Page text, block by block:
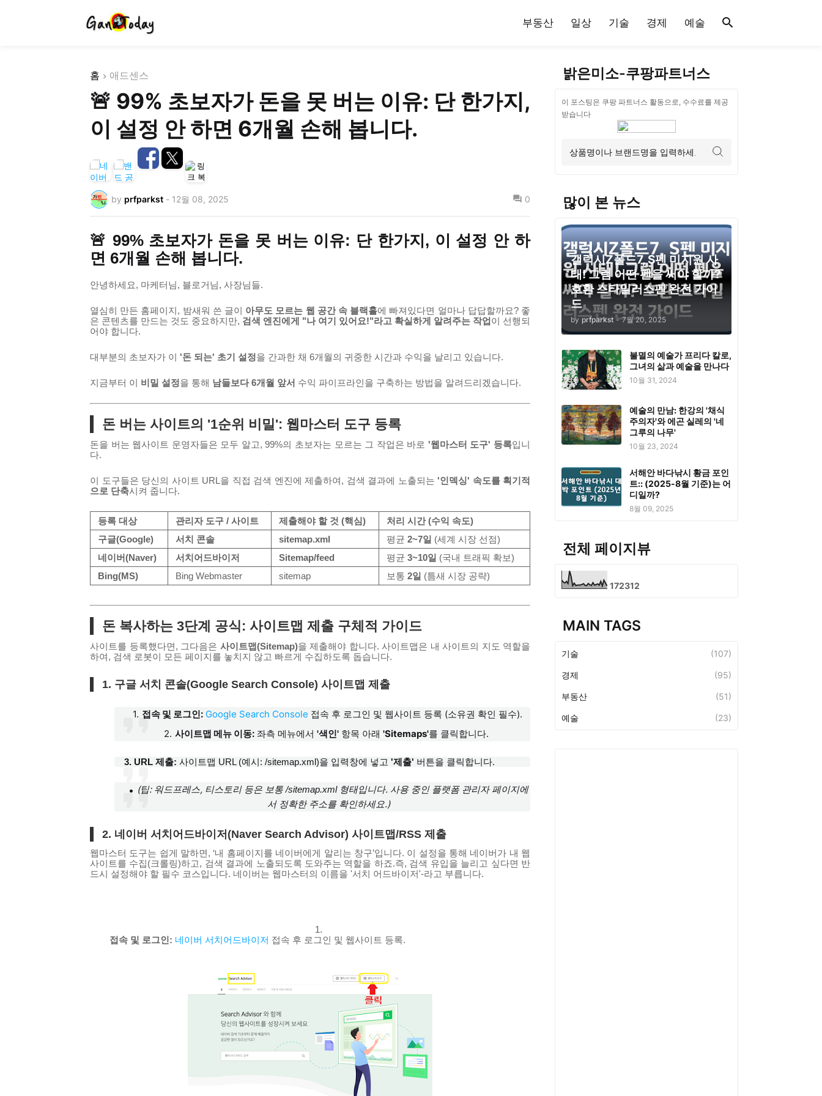
부동산 일상 기술 경제 예술
홈 애드센스
🚨 99% 초보자가 돈을 못 버는 이유: 단 한가지,
이 설정 안 하면 6개월 손해 봅니다.
by prfparkst - 12월 08, 2025 0
🚨 99% 초보자가 돈을 못 버는 이유: 단 한가지, 이 설정 안 하
면 6개월 손해 봅니다.
안녕하세요, 마케터님, 블로거님, 사장님들.
열심히 만든 홈페이지, 밤새워 쓴 글이 아무도 모르는 웹 공간 속 블랙홀에 빠져있다면 얼마나 답답할까요? 좋
은 콘텐츠를 만드는 것도 중요하지만, 검색 엔진에게 "나 여기 있어요!"라고 확실하게 알려주는 작업 이 선행되
어야 합니다.
대부분의 초보자가 이 '돈 되는' 초기 설정을 간과한 채 6개월의 귀중한 시간과 수익을 날리고 있습니다.
지금부터 이 비밀 설정을 통해 남들보다 6개월 앞서 수익 파이프라인을 구축하는 방법을 알려드리겠습니다.
돈 버는 사이트의 '1순위 비밀': 웹마스터 도구 등록
돈을 버는 웹사이트 운영자들은 모두 알고, 99%의 초보자는 모르는 그 작업은 바로 '웹마스터 도구' 등록입니
다.
이 도구들은 당신의 사이트 URL을 직접 검색 엔진에 제출하여, 검색 결과에 노출되는 '인덱싱' 속도를 획기적
으로 단축시켜 줍니다.
등록 대상 관리자 도구 / 사이트 제출해야 할 것 (핵심)
처리 시간 (수익 속도)
구글(Google)
서치 콘솔 sitemap.xml 평균 2~7일 (세계 시장 선점)
네이버(Naver)
서치어드바이저 Sitemap/feed 평균 3~10일 (국내 트래픽 확보)
Bing(MS)
Bing Webmaster sitemap 보통 2일 (틈새 시장 공략)
돈 복사하는 3단계 공식: 사이트맵 제출 구체적 가이드
사이트를 등록했다면, 그다음은 사이트맵(Sitemap)을 제출해야 합니다. 사이트맵은 내 사이트의 지도 역할을
하여, 검색 로봇이 모든 페이지를 놓치지 않고 빠르게 수집하도록 돕습니다.
1. 구글 서치 콘솔(Google Search Console) 사이트맵 제출
접속 및 로그인: Google Search Console 접속 후 로그인 및 웹사이트 등록 (소유권 확인 필수).
사이트맵 메뉴 이동:좌측 메뉴에서 '색인'항목 아래 'Sitemaps'를 클릭합니다.
3. URL 제출: 사이트맵 URL (예시: /sitemap.xml)을 입력창에 넣고 '제출' 버튼을 클릭합니다.
(팁: 워드프레스, 티스토리 등은 보통/sitemap.xml형태입니다. 사용 중인 플랫폼 관리자 페이지에
서 정확한 주소를 확인하세요.)
2. 네이버 서치어드바이저(Naver Search Advisor) 사이트맵/RSS 제출
웹마스터 도구는 쉽게 말하면, ‘내 홈페이지를 네이버에게 알리는 창구’입니다. 이 설정을 통해 네이버가 내 웹
사이트를 수집(크롤링)하고, 검색 결과에 노출되도록 도와주는 역할을 하죠.즉, 검색 유입을 늘리고 싶다면 반
드시 설정해야 할 필수 코스입니다. 네이버는 웹마스터의 이름을 '서치 어드바이저'-라고 부릅니다.
접속 및 로그인: 네이버 서치어드바이저 접속 후 로그인 및 웹사이트 등록.
밝은미소-쿠팡파트너스
이 포스팅은 쿠팡 파트너스 활동으로, 수수료를 제공
받습니다
많이 본 뉴스
갤럭시Z폴드7, S펜 미지원 사
태! 그럼 어떤 펜을 써야 할까?
호환 스타일러스펜 완전 가이
드
by prfparkst - 7월 20, 2025
불멸의 예술가 프리다 칼로,
그녀의 삶과 예술을 만나다
10월 31, 2024
예술의 만남: 한강의 '채식
주의자'와 에곤 실레의 '네
그루의 나무'
10월 23, 2024
서해안 바다낚시 황금 포인
트:: (2025-8월 기준)는 어
디일까?
8월 09, 2025
전체 페이지뷰
172312
MAIN TAGS
기술 (107)
경제 (95)
부동산 (51)
예술 (23)